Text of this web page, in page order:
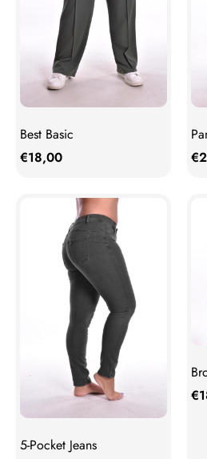
Best Basic
€18,00
€
5-Pocket Jeans
€